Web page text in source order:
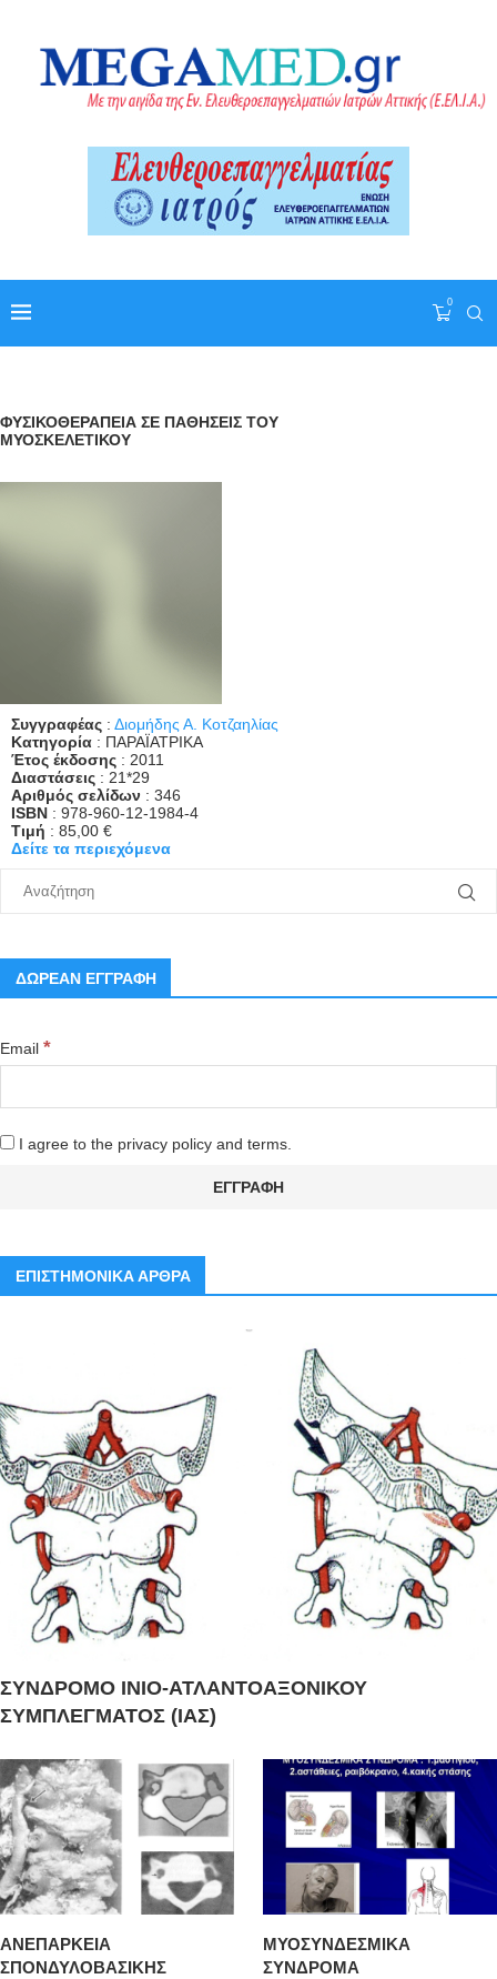
0
ΦΥΣΙΚΟΘΕΡΑΠΕΙΑ ΣΕ ΠΑΘΗΣΕΙΣ ΤΟΥ
ΜΥΟΣΚΕΛΕΤΙΚΟΥ
Συγγραφέας : Διομήδης Α. Κοτζαηλίας
Κατηγορία : ΠΑΡΑΪΑΤΡΙΚΑ
Έτος έκδοσης : 2011
Διαστάσεις : 21*29
Αριθμός σελίδων : 346
ISBN : 978-960-12-1984-4
Τιμή : 85,00 €
Δείτε τα περιεχόμενα
ΔΩΡΕΑΝ ΕΓΓΡΑΦΗ
Email *
I agree to the privacy policy and terms.
ΕΠΙΣΤΗΜΟΝΙΚΑ ΑΡΘΡΑ
ΣΥΝΔΡΟΜΟ ΙΝΙΟ-ΑΤΛΑΝΤΟΑΞΟΝΙΚΟΥ
ΣΥΜΠΛΕΓΜΑΤΟΣ (ΙΑΣ)
ΑΝΕΠΑΡΚΕΙΑ
ΣΠΟΝΔΥΛΟΒΑΣΙΚΗΣ
ΜΥΟΣΥΝΔΕΣΜΙΚΑ
ΣΥΝΔΡΟΜΑ